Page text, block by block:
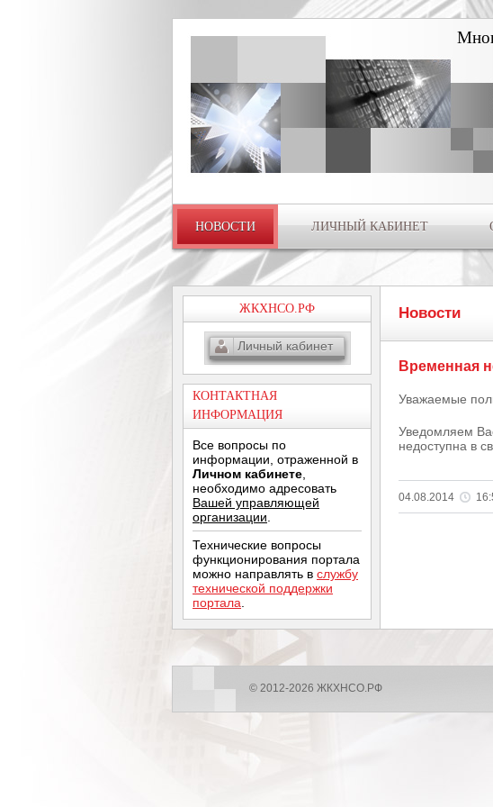
НОВОСТИ ЛИЧНЫЙ КАБИНЕТ
ЖКХНСО.РФ
Личный кабинет
КОНТАКТНАЯ
ИНФОРМАЦИЯ
Все вопросы по
информации, отраженной в
Личном кабинете
необходимо адресовать
Вашей управляющей
организации
Технические вопросы
функционирования портала
можно направлять в службу
технической поддержки
портала
Новости
Временная
Уважаемые
Уведомляем
недоступна в
04.08.2014
© 2012-2026 ЖКХНСО.РФ